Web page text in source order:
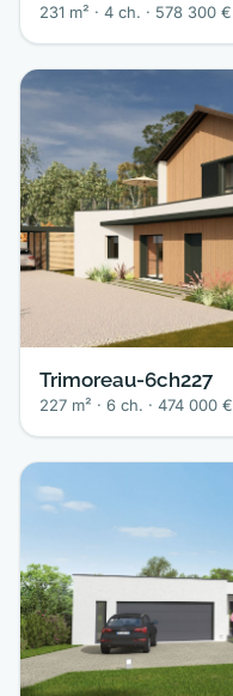
231 m² · 4 ch. · 578 300 €
Trimoreau-6ch227
227 m² · 6 ch. · 474 000 €